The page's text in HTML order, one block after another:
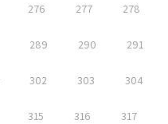
276 277 278
289 290 291
302 303 304
315 316 317